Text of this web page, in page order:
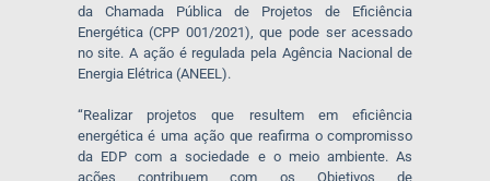
da Chamada Pública de Projetos de Eficiência
Energética (CPP 001/2021), que pode ser acessado
no site. A ação é regulada pela Agência Nacional de
Energia Elétrica (ANEEL).
“Realizar projetos que resultem em eficiência
energética é uma ação que reafirma o compromisso
da EDP com a sociedade e o meio ambiente. As
ações contribuem com os Objetivos de